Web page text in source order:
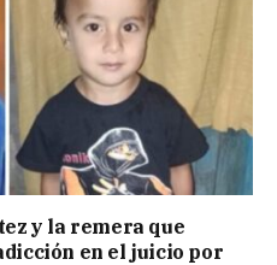
y la remera que
en el juicio por